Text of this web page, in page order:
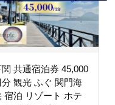
関 共通宿泊券 45,000
分 観光 ふぐ 関門海
宿泊 リゾート ホテ